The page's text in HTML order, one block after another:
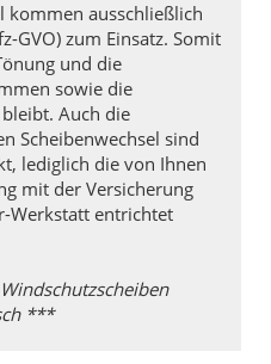
kommen ausschließlich
GVO) zum Einsatz. Somit
und die
sowie die
Auch die
Scheibenwechsel sind
lediglich die von Ihnen
mit der Versicherung
Werkstatt entrichtet
***